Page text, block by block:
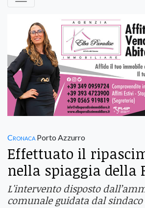
Cronaca Porto Azzurro
Effettuato il
nella spiaggia della
L'intervento disposto
comunale guidata dal